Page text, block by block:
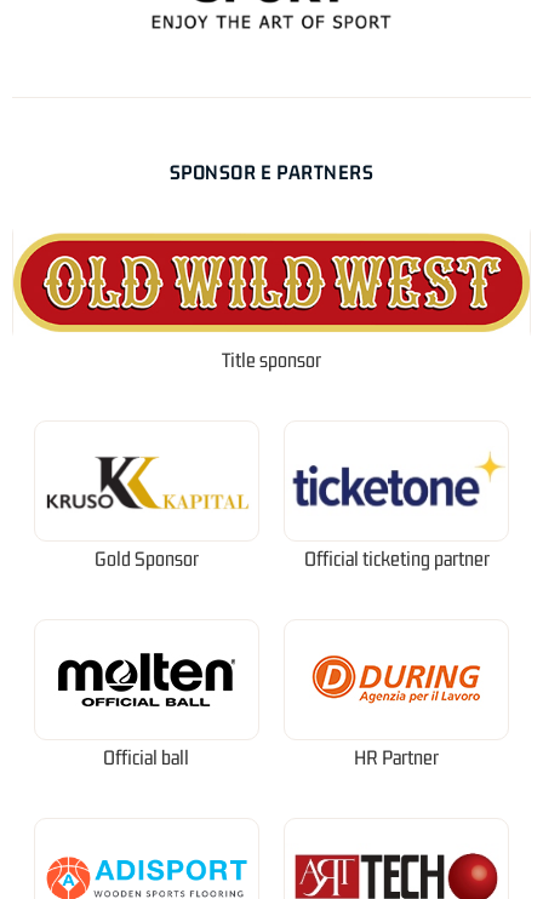
SPONSOR E PARTNERS
Title sponsor
Gold Sponsor Official ticketing partner
Official ball HR Partner